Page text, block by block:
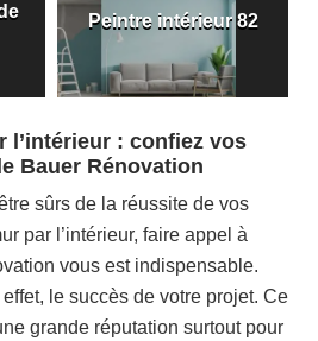
Peintre intérieur 82
l’intérieur : confiez vos
Bauer Rénovation
sûrs de la réussite de vos
par l’intérieur, faire appel à
vous est indispensable.
le succès de votre projet. Ce
grande réputation surtout pour